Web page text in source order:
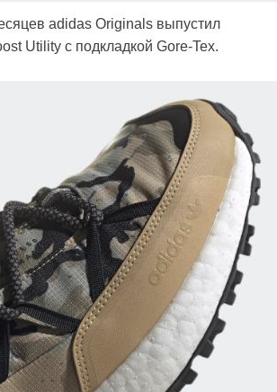
adidas Originals выпустил
Utility с подкладкой Gore-Tex.